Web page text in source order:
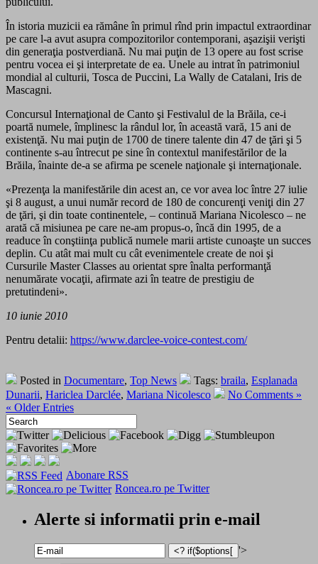
În istoria muzicii ea rămâne în primul rînd prin impactul extraordinar
pe care l-a avut asupra compozitorilor contemporani, aşazişii verişti
din generaţia postverdiană. Nu mai puţin de 13 opere au fost scrise
pentru vocea ei şi interpretate de ea. Unele au intrat în patrimoniul
mondial al culturii, Tosca de Puccini, La Wally de Catalani, Iris de
Mascagni.
Concursul Internaţional de Canto şi Festivalul de la Brăila, ce-i
poartă numele, împlinesc la rândul lor, în această vară, 15 ani de
existenţă. Nu mai puţin de 1700 de tinere talente din 47 de ţări şi 5
continente s-au întrecut pe sine în contextul manifestărilor de la
Brăila, înainte de-a se afirma pe scenele naţionale şi internaţionale.
«Prezenţa la manifestările din acest an, ce vor avea loc între 27 iulie
şi 8 august, a unui număr record de 180 de concurenţi veniţi din 27
de ţări, şi din toate continentele, – continuă Mariana Nicolesco – ne
arată că misiunea pe care ne-am propus-o, încă din 1995, de a
readuce în conştiinţa publică numele marii artiste cunoaşte un succes
deplin. Cu atât mai mult cu cât evenimentele create de noi şi
Cursurile Master Classes au orientat spre înalta performanţă
nenumărate vocaţii, afirmate azi în teatre de prestigiu de
pretutindeni».
10 iunie 2010
Pentru detalii: https://www.darclee-voice-contest.com/
Posted in Documentare, Top News Tags: braila, Esplanada
Dunarii, Hariclea Darclée, Mariana Nicolesco
No Comments »
« Older Entries
Abonare RSS
Roncea.ro pe Twitter
Alerte si informatii prin e-mail
'>